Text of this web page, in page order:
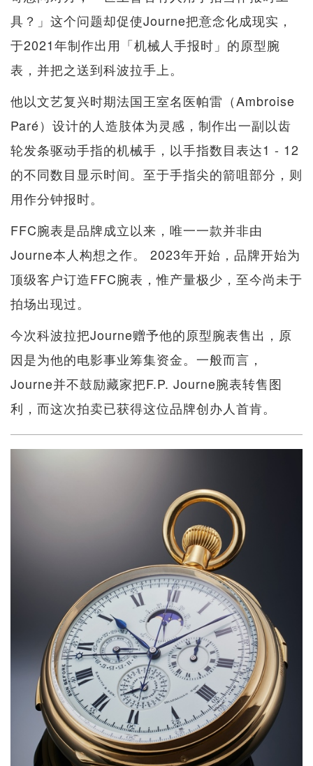
具？」这个问题却促使Journe把意念化成现实，
于2021年制作出用「机械人手报时」的原型腕
表，并把之送到科波拉手上。
他以文艺复兴时期法国王室名医帕雷（Ambroise
Paré）设计的人造肢体为灵感，制作出一副以齿
轮发条驱动手指的机械手，以手指数目表达1 - 12
的不同数目显示时间。至于手指尖的箭咀部分，则
用作分钟报时。
FFC腕表是品牌成立以来，唯一一款并非由
Journe本人构想之作。 2023年开始，品牌开始为
顶级客户订造FFC腕表，惟产量极少，至今尚未于
拍场出现过。
今次科波拉把Journe赠予他的原型腕表售出，原
因是为他的电影事业筹集资金。一般而言，
Journe并不鼓励藏家把F.P. Journe腕表转售图
利，而这次拍卖已获得这位品牌创办人首肯。